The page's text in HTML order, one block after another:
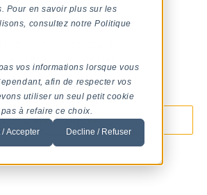
Pour en savoir plus sur les
consultez notre Politique
vos informations lorsque vous
afin de respecter vos
utiliser un seul petit cookie
à refaire ce choix.
/ Accepter Decline / Refuser
en tout temps en
de vos machines.
Découvrir Sophia